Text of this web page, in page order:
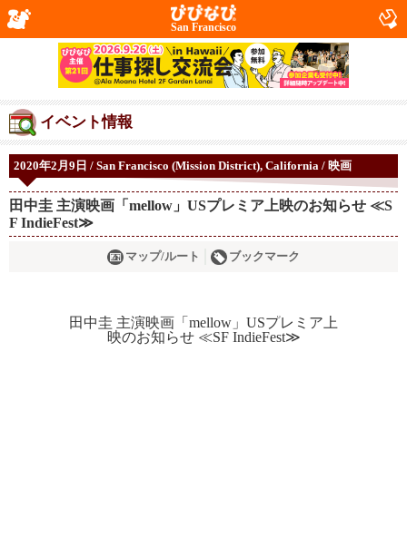
San Francisco
イベント情報
2020年2月9日 / San Francisco (Mission District), California / 映画
田中圭 主演映画「mellow」USプレミア上映のお知らせ ≪S
F IndieFest≫
マップ/ルート ブックマーク